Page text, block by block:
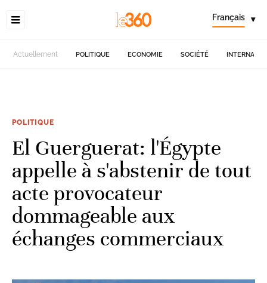
Français ▾
Actuellement POLITIQUE ECONOMIE SOCIÉTÉ
POLITIQUE
El Guerguerat: l'Égypte
appelle à s'abstenir de tout
acte provocateur
dommageable aux
échanges commerciaux